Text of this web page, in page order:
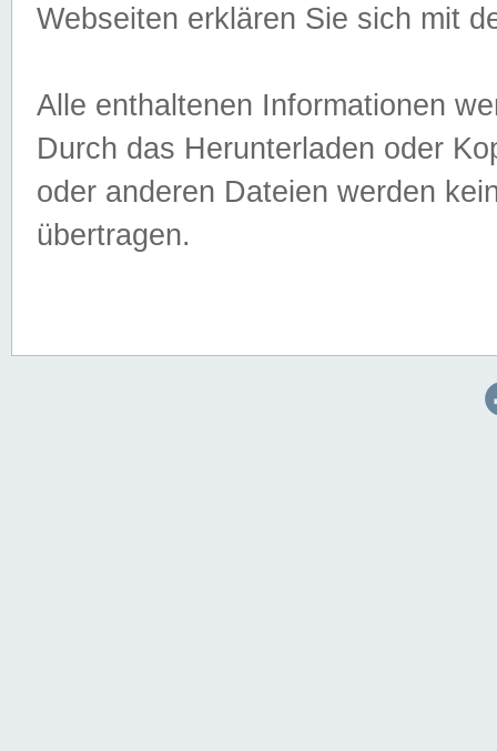
Webseiten erklären Sie sich mit
Alle enthaltenen Informationen
Durch das Herunterladen oder
oder anderen Dateien werden
übertragen.